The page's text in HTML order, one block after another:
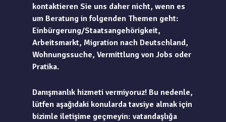
kontaktieren Sie uns daher nicht, wenn es
um Beratung in folgenden Themen geht:
Einbürgerung/Staatsangehörigkeit,
Arbeitsmarkt, Migration nach Deutschland,
Wohnungssuche, Vermittlung von Jobs oder
Pratika.
Danışmanlık hizmeti vermiyoruz! Bu nedenle,
lütfen aşağıdaki konularda tavsiye almak için
bizimle iletişime geçmeyin: vatandaşlığa